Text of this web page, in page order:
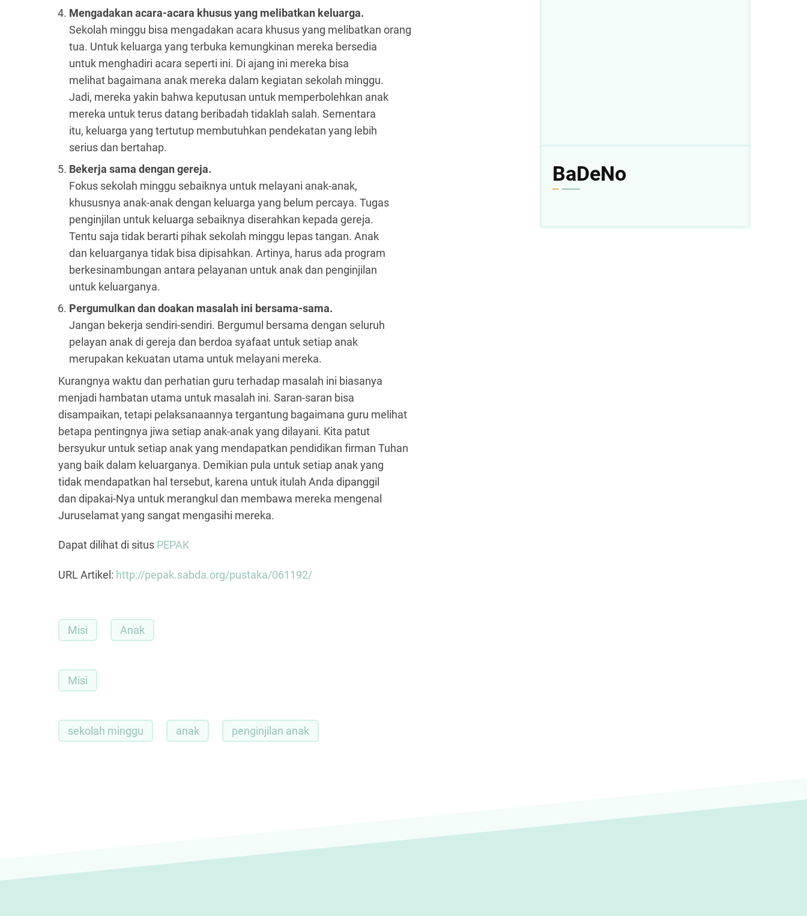
Mengadakan acara-acara khusus yang melibatkan keluarga.
Sekolah minggu bisa mengadakan acara khusus yang melibatkan orang
tua. Untuk keluarga yang terbuka kemungkinan mereka bersedia
untuk menghadiri acara seperti ini. Di ajang ini mereka bisa
melihat bagaimana anak mereka dalam kegiatan sekolah minggu.
Jadi, mereka yakin bahwa keputusan untuk memperbolehkan anak
mereka untuk terus datang beribadah tidaklah salah. Sementara
itu, keluarga yang tertutup membutuhkan pendekatan yang lebih
serius dan bertahap.
Bekerja sama dengan gereja.
Fokus sekolah minggu sebaiknya untuk melayani anak-anak,
khususnya anak-anak dengan keluarga yang belum percaya. Tugas
penginjilan untuk keluarga sebaiknya diserahkan kepada gereja.
Tentu saja tidak berarti pihak sekolah minggu lepas tangan. Anak
dan keluarganya tidak bisa dipisahkan. Artinya, harus ada program
berkesinambungan antara pelayanan untuk anak dan penginjilan
untuk keluarganya.
Pergumulkan dan doakan masalah ini bersama-sama.
Jangan bekerja sendiri-sendiri. Bergumul bersama dengan seluruh
pelayan anak di gereja dan berdoa syafaat untuk setiap anak
merupakan kekuatan utama untuk melayani mereka.
Kurangnya waktu dan perhatian guru terhadap masalah ini biasanya
menjadi hambatan utama untuk masalah ini. Saran-saran bisa
disampaikan, tetapi pelaksanaannya tergantung bagaimana guru melihat
betapa pentingnya jiwa setiap anak-anak yang dilayani. Kita patut
bersyukur untuk setiap anak yang mendapatkan pendidikan firman Tuhan
yang baik dalam keluarganya. Demikian pula untuk setiap anak yang
tidak mendapatkan hal tersebut, karena untuk itulah Anda dipanggil
dan dipakai-Nya untuk merangkul dan membawa mereka mengenal
Juruselamat yang sangat mengasihi mereka.
Dapat dilihat di situs PEPAK
URL Artikel: http://pepak.sabda.org/pustaka/061192/
Misi Anak
Misi
sekolah minggu anak penginjilan anak
BaDeNo